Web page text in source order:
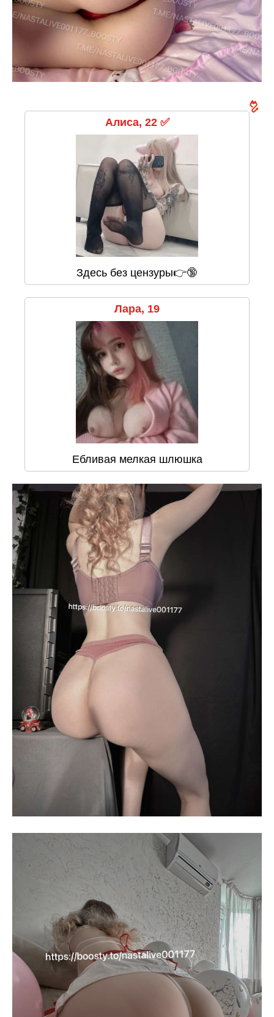
Алиса, 22 ✅
Здесь без цензуры👉🔞
Лара, 19
Ебливая мелкая шлюшка